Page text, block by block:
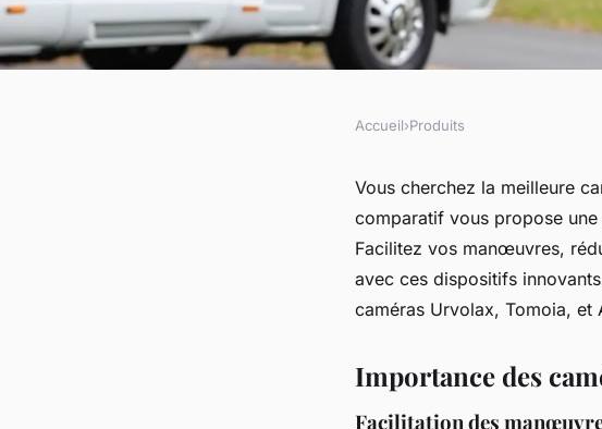
Meilleur caméra de
camping-car : guide
4 min de lecture
Accueil›Produits
Vous cherchez la meilleure
comparatif vous propose
Facilitez vos manœuvres,
avec ces dispositifs
caméras Urvolax, Tomoia, et
Importance des
Facilitation des